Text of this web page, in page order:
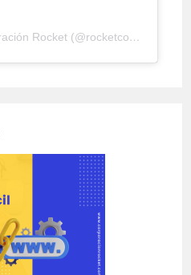
A post shared by Corporación Rocket (@rocketconsultora)